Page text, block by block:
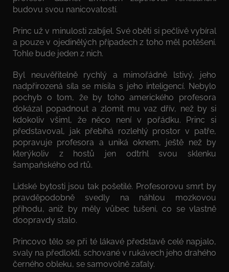
budovu svou nanicovatostí.
Princ už v minulosti zabíjel. Své oběti si pečlivě vybíral
a pouze v ojedinělých případech z toho měl potěšení.
Tohle bude jeden z nich.
Byl neuvěřitelně rychlý a mimořádně lstivý, jeho
nadpřirozená síla se mísila s jeho inteligencí. Nebylo
pochyb o tom, že by toho amerického profesora
dokázal popadnout a zlomit mu vaz dřív, než by si
kdokoliv všiml, že něco není v pořádku. Princ si
představoval, jak přebíhá rozlehlý prostor v patře,
popravuje profesora a uniká oknem, ještě než by
kterýkoliv z hostů jen odtrhl svou sklenku
šampaňského od rtů.
Lidské bytosti jsou tak pošetilé. Profesorovu smrt by
pravděpodobně svedly na náhlou mozkovou
příhodu, aniž by měly vůbec tušení, co se vlastně
doopravdy stalo.
Princovo tělo se při té lákavé představě celé napjalo,
svaly na předloktí, schované v rukávech jeho drahého
černého obleku, se samovolně zaťaly.